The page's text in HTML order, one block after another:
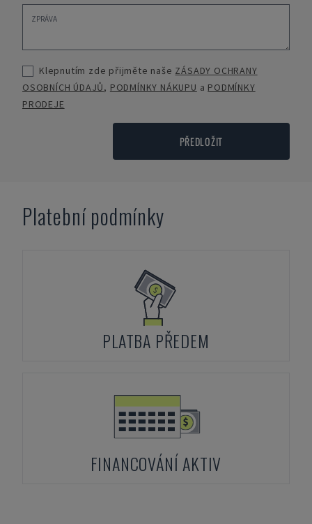
Klepnutím zde přijměte naše ZÁSADY OCHRANY
OSOBNÍCH ÚDAJŮ, PODMÍNKY NÁKUPU a PODMÍNKY
PRODEJE
PŘEDLOŽIT
Platební podmínky
PLATBA PŘEDEM
FINANCOVÁNÍ AKTIV